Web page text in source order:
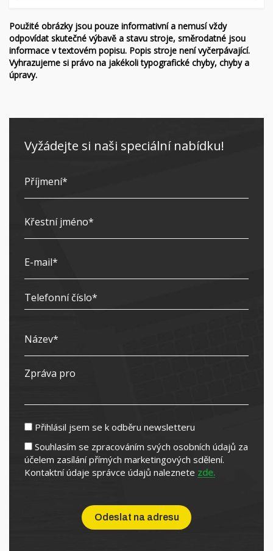
Použité obrázky jsou pouze informativní a nemusí vždy
odpovídat skutečné výbavě a stavu stroje, směrodatné jsou
informace v textovém popisu. Popis stroje není vyčerpávající.
Vyhrazujeme si právo na jakékoli typografické chyby, chyby a
úpravy.
Vyžádejte si naši speciální nabídku!
Přihlásil jsem se k odběru newsletteru
Souhlasím se zpracováním svých osobních údajů za
účelem zasílání přímých marketingových sdělení.
Kontaktní údaje správce údajů naleznete zde.